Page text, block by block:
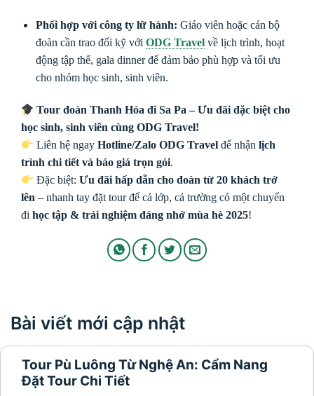
Phối hợp với công ty lữ hành: Giáo viên hoặc cán bộ
đoàn cần trao đổi kỹ với ODG Travelvề lịch trình, hoạt
động tập thể, gala dinner để đảm bảo phù hợp và tối ưu
cho nhóm học sinh, sinh viên.
Tour đoàn Thanh Hóa đi Sa Pa – Ưu đãi đặc biệt cho
học sinh, sinh viên cùng ODG Travel!
Liên hệ ngayHotline/Zalo ODG Travel để nhậnlịch
trình chi tiết và báo giá trọn gói.
Đặc biệt:Ưu đãi hấp dẫn cho đoàn từ 20 khách trở
lên – nhanh tay đặt tour để cả lớp, cả trường có một chuyến
đi học tập & trải nghiệm đáng nhớ mùa hè 2025!
Bài viết mới cập nhật
Tour Pù Luông Từ Nghệ An: Cẩm Nang
Đặt Tour Chi Tiết